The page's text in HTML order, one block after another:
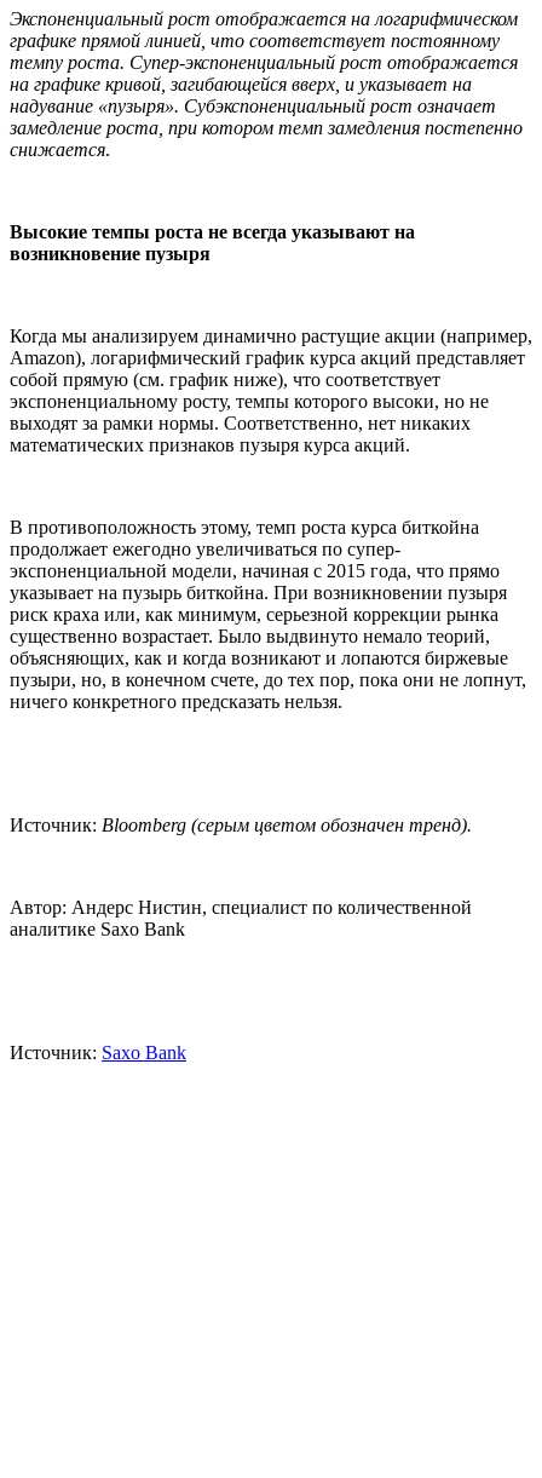
Экспоненциальный рост отображается на логарифмическом
графике прямой линией, что соответствует постоянному
темпу роста. Супер-экспоненциальный рост отображается
на графике кривой, загибающейся вверх, и указывает на
надувание «пузыря». Субэкспоненциальный рост означает
замедление роста, при котором темп замедления постепенно
снижается.
Высокие темпы роста не всегда указывают на
возникновение пузыря
Когда мы анализируем динамично растущие акции (например,
Amazon), логарифмический график курса акций представляет
собой прямую (см. график ниже), что соответствует
экспоненциальному росту, темпы которого высоки, но не
выходят за рамки нормы. Соответственно, нет никаких
математических признаков пузыря курса акций.
В противоположность этому, темп роста курса биткойна
продолжает ежегодно увеличиваться по супер-
экспоненциальной модели, начиная с 2015 года, что прямо
указывает на пузырь биткойна. При возникновении пузыря
риск краха или, как минимум, серьезной коррекции рынка
существенно возрастает. Было выдвинуто немало теорий,
объясняющих, как и когда возникают и лопаются биржевые
пузыри, но, в конечном счете, до тех пор, пока они не лопнут,
ничего конкретного предсказать нельзя.
Источник: Bloomberg (серым цветом обозначен тренд).
Автор: Андерс Нистин, специалист по количественной
аналитике Saxo Bank
Источник: Saxo Bank